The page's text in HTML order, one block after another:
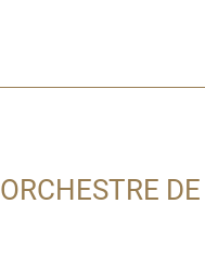
ORCHESTRE